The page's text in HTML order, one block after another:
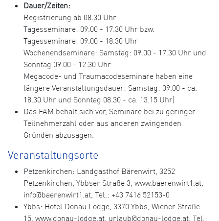
Dauer/Zeiten:
Registrierung ab 08.30 Uhr
Tagesseminare: 09.00 - 17.30 Uhr bzw.
Tagesseminare: 09.00 - 18.30 Uhr
Wochenendseminare: Samstag: 09.00 - 17.30 Uhr und
Sonntag 09.00 - 12.30 Uhr
Megacode- und Traumacodeseminare haben eine
längere Veranstaltungsdauer: Samstag: 09.00 - ca.
18.30 Uhr und Sonntag 08.30 - ca. 13.15 Uhr)
Das FAM behält sich vor, Seminare bei zu geringer
Teilnehmerzahl oder aus anderen zwingenden
Gründen abzusagen.
Veranstaltungsorte
Petzenkirchen: Landgasthof Bärenwirt, 3252
Petzenkirchen, Ybbser Straße 3, www.baerenwirt1.at,
info@baerenwirt1.at, Tel.: +43 7416 52153-0
Ybbs: Hotel Donau Lodge, 3370 Ybbs, Wiener Straße
15, www.donau-lodge.at, urlaub@donau-lodge.at, Tel.: